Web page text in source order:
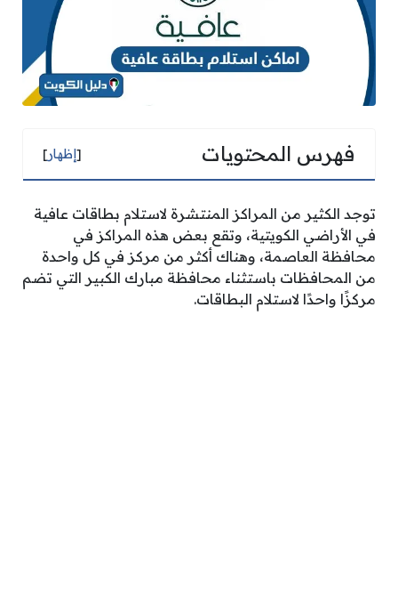
فهرس المحتويات [إظهار]
توجد الكثير من المراكز المنتشرة لاستلام بطاقات عافية
في الأراضي الكويتية، وتقع بعض هذه المراكز في
محافظة العاصمة، وهناك أكثر من مركز في كل واحدة
من المحافظات باستثناء محافظة مبارك الكبير التي تضم
مركزًا واحدًا لاستلام البطاقات.